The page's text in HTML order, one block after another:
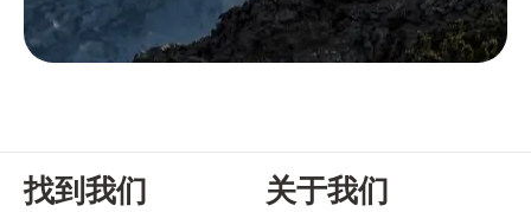
找到我们 关于我们